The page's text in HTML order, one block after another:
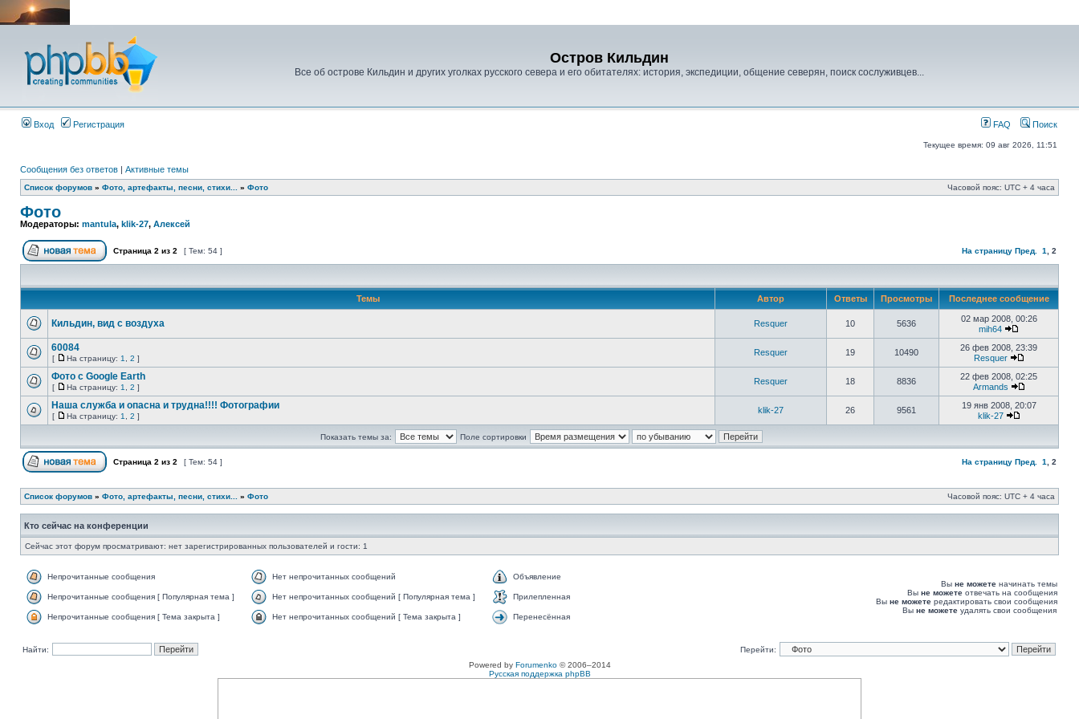
Остров Кильдин
Все об острове Кильдин и других уголках русского севера и его обитателях: история, экспедиции, общение северян, поиск сослуживцев...
Вход Регистрация FAQ Поиск
Текущее время: 09 авг 2026, 11:51
Сообщения без ответов | Активные темы
Список форумов » Фото, артефакты, песни, стихи... » Фото Часовой пояс: UTC + 4 часа
Фото
Модераторы: mantula, klik-27, Алексей
Страница 2 из 2 [ Тем: 54 ] На страницу Пред. 1 2
Темы Автор Ответы Просмотры Последнее сообщение
Кильдин, вид с воздуха Resquer 10 5636
02 мар 2008, 00:26
mih64
60084
[ На страницу: 1 2 ]
Resquer 19 10490
26 фев 2008, 23:39
Resquer
Фото с Google Earth
[ На страницу: 1 2 ]
Resquer 18 8836
22 фев 2008, 02:25
Armands
Наша служба и опасна и трудна!!!! Фотографии
[ На страницу: 1 2 ]
klik-27 26 9561
19 янв 2008, 20:07
klik-27
Показать темы за: Поле сортировки
Страница 2 из 2 [ Тем: 54 ] На страницу Пред. 1 2
Список форумов » Фото, артефакты, песни, стихи... » Фото Часовой пояс: UTC + 4 часа
Кто сейчас на конференции
Сейчас этот форум просматривают: нет зарегистрированных пользователей и гости: 1
Непрочитанные сообщения Нет непрочитанных сообщений Объявление
Непрочитанные сообщения [ Популярная тема ] Нет непрочитанных сообщений [ Популярная тема ] Прилепленная
Непрочитанные сообщения [ Тема закрыта ] Нет непрочитанных сообщений [ Тема закрыта ] Перенесённая
Вы не можете начинать темы
Вы не можете отвечать на сообщения
Вы не можете редактировать свои сообщения
Вы не можете удалять свои сообщения
Найти:
Перейти:
Powered by Forumenko© 2006–2014
Русская поддержка phpBB